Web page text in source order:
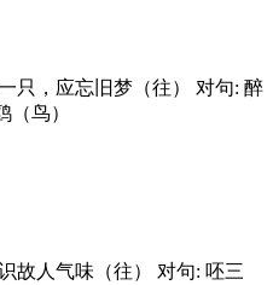
只，应忘旧梦（往） 对句: 醉
鸟）
故人气味（往） 对句: 呸三